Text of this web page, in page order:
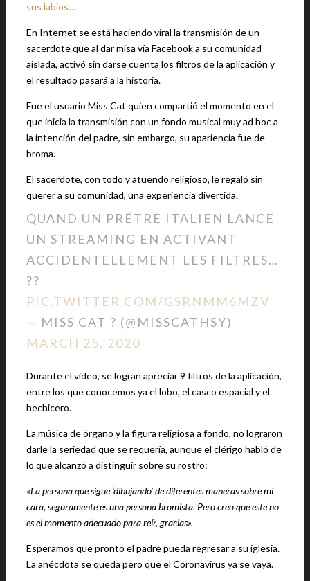
sus labios…
En Internet se está haciendo viral la transmisión de un
sacerdote que al dar misa vía Facebook a su comunidad
aislada, activó sin darse cuenta los filtros de la aplicación y
el resultado pasará a la historia.
Fue el usuario Miss Cat quien compartió el momento en el
que inicia la transmisión con un fondo musical muy ad hoc a
la intención del padre, sin embargo, su apariencia fue de
broma.
El sacerdote, con todo y atuendo religioso, le regaló sin
querer a su comunidad, una experiencia divertida.
QUAND UN PRÊTRE ITALIEN LANCE
UN STREAMING EN ACTIVANT
ACCIDENTELLEMENT LES FILTRES…
??
PIC.TWITTER.COM/GSRNMM6MZV
— MISS CAT ? (@MISSCATHSY)
MARCH 25, 2020
Durante el video, se logran apreciar 9 filtros de la aplicación,
entre los que conocemos ya el lobo, el casco espacial y el
hechicero.
La música de órgano y la figura religiosa a fondo, no lograron
darle la seriedad que se requería, aunque el clérigo habló de
lo que alcanzó a distinguir sobre su rostro:
«La persona que sigue ‘dibujando’ de diferentes maneras sobre mi
cara, seguramente es una persona bromista. Pero creo que este no
es el momento adecuado para reír, gracias».
Esperamos que pronto el padre pueda regresar a su iglesia.
La anécdota se queda pero que el Coronavirus ya se vaya.